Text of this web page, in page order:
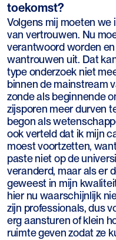
toekomst?
Volgens mij moeten
van vertrouwen. Nu
verantwoord worden
wantrouwen uit. Dat
type onderzoek niet
binnen de mainstream
zonde als beginnende
zijsporen meer durven
begon als
ook verteld dat ik mijn
moest voortzetten,
paste niet op de
veranderd, maar als er
geweest in mijn
hier nu waarschijnlijk
zijn professionals, dus
erg aansturen of klein
ruimte geven zodat ze